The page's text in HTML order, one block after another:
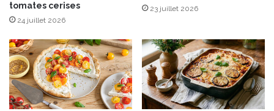
u
x
o
m
a
t
e
tomates cerises
24 juillet 2026
23 juillet 2026